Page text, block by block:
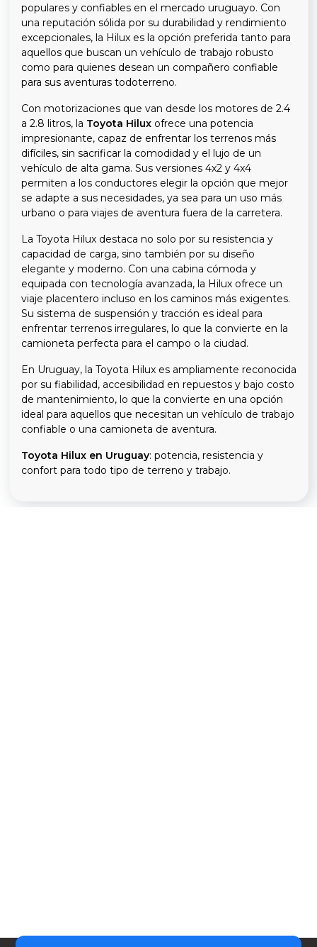
populares y confiables en el mercado uruguayo. Con
una reputación sólida por su durabilidad y rendimiento
excepcionales, la Hilux es la opción preferida tanto para
aquellos que buscan un vehículo de trabajo robusto
como para quienes desean un compañero confiable
para sus aventuras todoterreno.
Con motorizaciones que van desde los motores de 2.4
a 2.8 litros, la Toyota Hiluxofrece una potencia
impresionante, capaz de enfrentar los terrenos más
difíciles, sin sacrificar la comodidad y el lujo de un
vehículo de alta gama. Sus versiones 4x2 y 4x4
permiten a los conductores elegir la opción que mejor
se adapte a sus necesidades, ya sea para un uso más
urbano o para viajes de aventura fuera de la carretera.
La Toyota Hilux destaca no solo por su resistencia y
capacidad de carga, sino también por su diseño
elegante y moderno. Con una cabina cómoda y
equipada con tecnología avanzada, la Hilux ofrece un
viaje placentero incluso en los caminos más exigentes.
Su sistema de suspensión y tracción es ideal para
enfrentar terrenos irregulares, lo que la convierte en la
camioneta perfecta para el campo o la ciudad.
En Uruguay, la Toyota Hilux es ampliamente reconocida
por su fiabilidad, accesibilidad en repuestos y bajo costo
de mantenimiento, lo que la convierte en una opción
ideal para aquellos que necesitan un vehículo de trabajo
confiable o una camioneta de aventura.
Toyota Hilux en Uruguay: potencia, resistencia y
confort para todo tipo de terreno y trabajo.